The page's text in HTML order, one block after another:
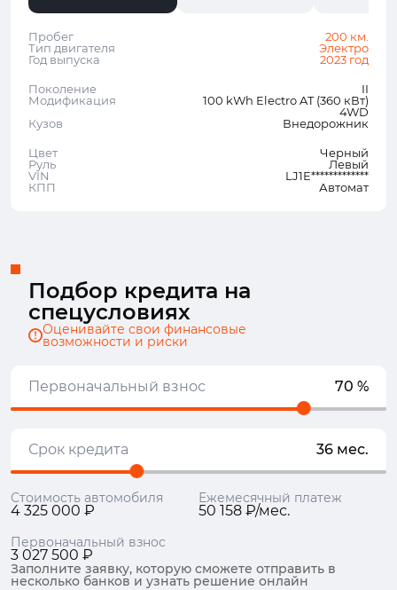
Пробег
200 км.
Тип двигателя
Электро
Год выпуска
2023 год
Поколение
II
Модификация
100 kWh Electro AT (360 кВт)
4WD
Кузов
Внедорожник
Цвет
Черный
Руль
Левый
VIN
LJ1E*************
КПП
Автомат
Подбор кредита на
спецусловиях
Оценивайте свои финансовые
возможности и риски
Первоначальный взнос 70 %
Срок кредита 36 мес.
Стоимость автомобиля
4 325 000 ₽
Ежемесячный платеж
50 158 ₽/мес.
Первоначальный взнос
3 027 500 ₽
Заполните заявку, которую сможете отправить в
несколько банков и узнать решение онлайн